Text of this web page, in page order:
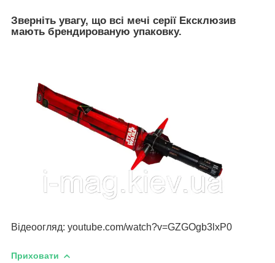
Зверніть увагу, що всі мечі серії Ексклюзив
мають брендированую упаковку.
Відеоогляд: youtube.com/watch?v=GZGOgb3lxP0
Приховати